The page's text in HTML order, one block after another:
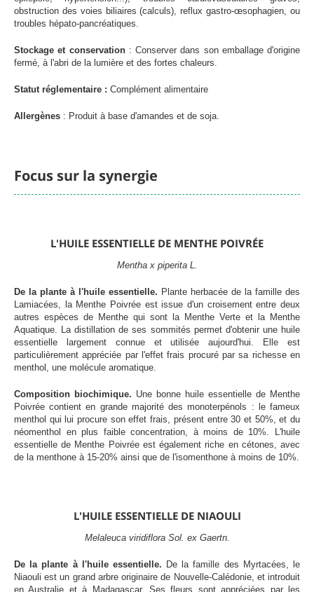
obstruction des voies biliaires (calculs), reflux gastro-œsophagien, ou
troubles hépato-pancréatiques.
Stockage et conservation: Conserver dans son emballage d'origine
fermé, à l'abri de la lumière et des fortes chaleurs.
Statut réglementaire : Complément alimentaire
Allergènes : Produit à base d'amandes et de soja.
Focus sur la synergie
L'HUILE ESSENTIELLE DE MENTHE POIVRÉE
Mentha x piperita L.
De la plante à l'huile essentielle. Plante herbacée de la famille des
Lamiacées, la Menthe Poivrée est issue d'un croisement entre deux
autres espèces de Menthe qui sont la Menthe Verte et la Menthe
Aquatique. La distillation de ses sommités permet d'obtenir une huile
essentielle largement connue et utilisée aujourd'hui. Elle est
particulièrement appréciée par l'effet frais procuré par sa richesse en
menthol, une molécule aromatique.
Composition biochimique. Une bonne huile essentielle de Menthe
Poivrée contient en grande majorité des monoterpénols : le fameux
menthol qui lui procure son effet frais, présent entre 30 et 50%, et du
néomenthol en plus faible concentration, à moins de 10%. L'huile
essentielle de Menthe Poivrée est également riche en cétones, avec
de la menthone à 15-20% ainsi que de l'isomenthone à moins de 10%.
L'HUILE ESSENTIELLE DE NIAOULI
Melaleuca viridiflora Sol. ex Gaertn.
De la plante à l'huile essentielle. De la famille des Myrtacées, le
Niaouli est un grand arbre originaire de Nouvelle-Calédonie, et introduit
en Australie et à Madagascar. Ses fleurs sont appréciées par les